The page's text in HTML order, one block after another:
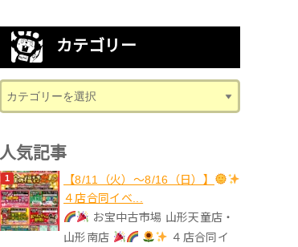
カテゴリー
人気記事
【8/11（火）～8/16（日）】
４店合同イベ...
お宝中古市場 山形天童店・
山形南店
４店合同イ